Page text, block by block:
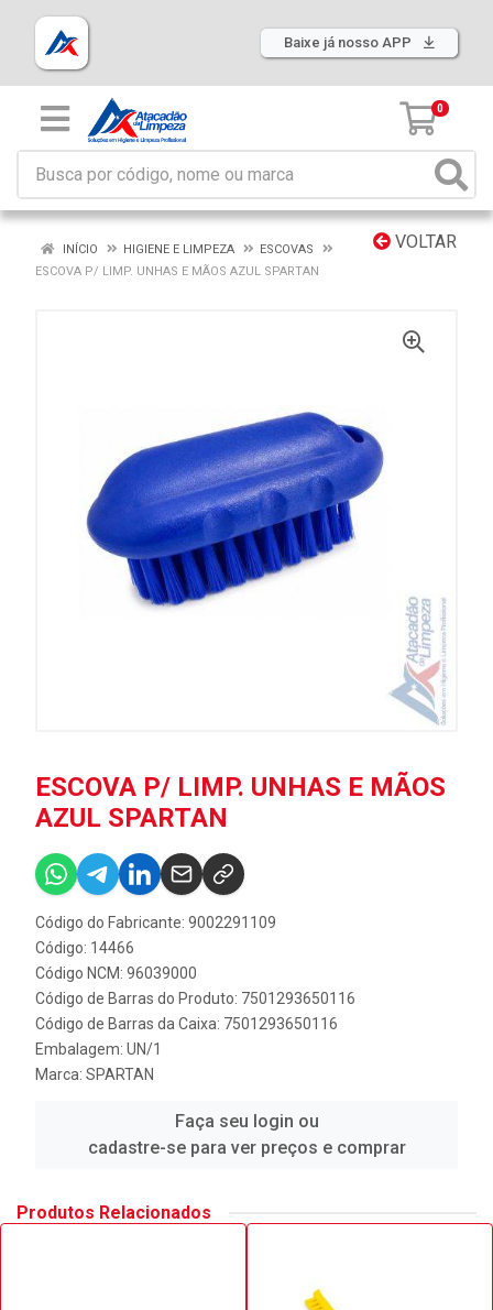
Baixe já nosso APP
0
VOLTAR
INÍCIO HIGIENE E LIMPEZA
ESCOVAS
ESCOVA P/ LIMP. UNHAS E MÃOS AZUL SPARTAN
ESCOVA P/ LIMP. UNHAS E MÃOS
AZUL SPARTAN
Código do Fabricante: 9002291109
Código: 14466
Código NCM: 96039000
Código de Barras do Produto: 7501293650116
Código de Barras da Caixa: 7501293650116
Embalagem: UN/1
Marca: SPARTAN
Faça seu login ou
cadastre-se para ver preços e comprar
Produtos Relacionados